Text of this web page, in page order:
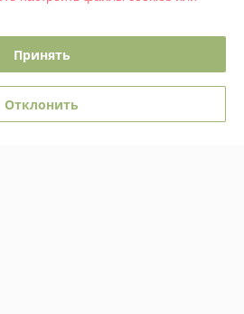
Принять
Отклонить